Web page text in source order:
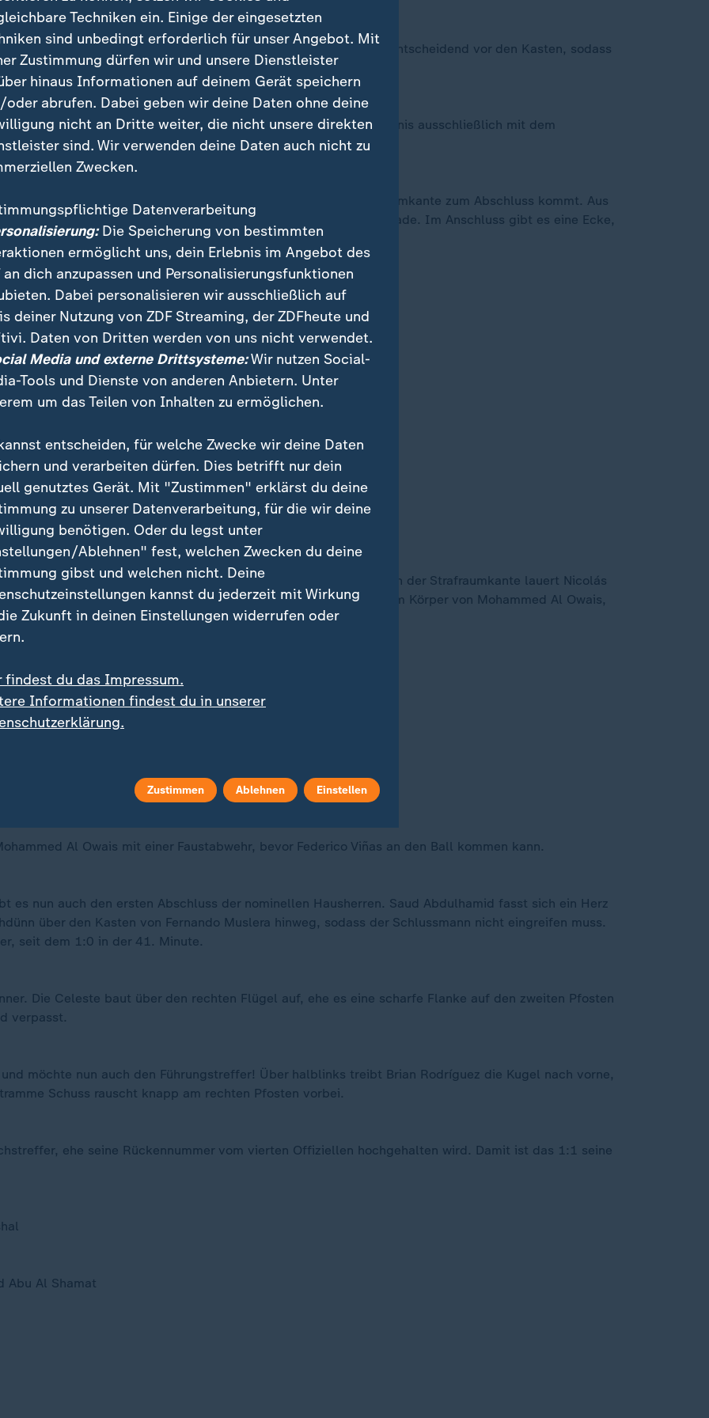
Wechsel nachspielen. Allerdings kommt Uruguay nicht mehr entscheidend vor den Kasten, sodass
halten dagegen. Allerdings sind die Mannen von Georgios Donis ausschließlich mit dem
nicht mehr zu denken ist.
zu kurz geklärt, sodass Federico Valverde kurz hinter der Strafraumkante zum Abschluss kommt. Aus
rechte Ecke und zwingt Mohammed Al Owais zu einer Glanzparade. Im Anschluss gibt es eine Ecke,
ans Außennetz köpft.
von der Grundlinie einen flachen Pass in den Rückraum gibt. An der Strafraumkante lauert Nicolás
Linksschuss aus zentraler Position landet jedoch genau auf dem Körper von Mohammed Al Owais,
Al Owais mit einer Faustabwehr, bevor Federico Viñas an den Ball kommen kann.
es nun auch den ersten Abschluss der nominellen Hausherren. Saud Abdulhamid fasst sich ein Herz
über den Kasten von Fernando Muslera hinweg, sodass der Schlussmann nicht eingreifen muss.
seit dem 1:0 in der 41. Minute.
Die Celeste baut über den rechten Flügel auf, ehe es eine scharfe Flanke auf den zweiten Pfosten
verpasst.
möchte nun auch den Führungstreffer! Über halblinks treibt Brian Rodríguez die Kugel nach vorne,
Schuss rauscht knapp am rechten Pfosten vorbei.
ehe seine Rückennummer vom vierten Offiziellen hochgehalten wird. Damit ist das 1:1 seine
Abu Al Shamat
Techniken ein. Einige der eingesetzten
sind unbedingt erforderlich für unser Angebot. Mit
Zustimmung dürfen wir und unsere Dienstleister
hinaus Informationen auf deinem Gerät speichern
oder abrufen. Dabei geben wir deine Daten ohne deine
nicht an Dritte weiter, die nicht unsere direkten
sind. Wir verwenden deine Daten auch nicht zu
Zwecken.
Datenverarbeitung
Die Speicherung von bestimmten
ermöglicht uns, dein Erlebnis im Angebot des
an dich anzupassen und Personalisierungsfunktionen
Dabei personalisieren wir ausschließlich auf
deiner Nutzung von ZDF Streaming, der ZDFheute und
Daten von Dritten werden von uns nicht verwendet.
Media und externe Drittsysteme:Wir nutzen Social-
Tools und Dienste von anderen Anbietern. Unter
um das Teilen von Inhalten zu ermöglichen.
entscheiden, für welche Zwecke wir deine Daten
und verarbeiten dürfen. Dies betrifft nur dein
genutztes Gerät. Mit "Zustimmen" erklärst du deine
zu unserer Datenverarbeitung, für die wir deine
benötigen. Oder du legst unter
Ablehnen" fest, welchen Zwecken du deine
gibst und welchen nicht. Deine
kannst du jederzeit mit Wirkung
Zukunft in deinen Einstellungen widerrufen oder
findest du das Impressum.
Informationen findest du in unserer
Zustimmen Ablehnen Einstellen